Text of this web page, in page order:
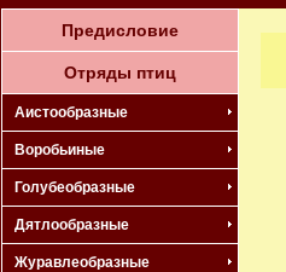
Предисловие
Отряды птиц
Аистообразные
Воробьиные
Голубеобразные
Дятлообразные
Журавлеобразные